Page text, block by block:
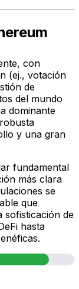
con
(ej., votación
de
del mundo
dominante
y una gran
fundamental
más clara
se
que
sofisticación de
hasta